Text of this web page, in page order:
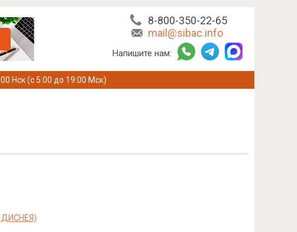
8-800-350-22-65
mail@sibac.info
Напишите нам:
Нск (с 5:00 до 19:00 Мск)